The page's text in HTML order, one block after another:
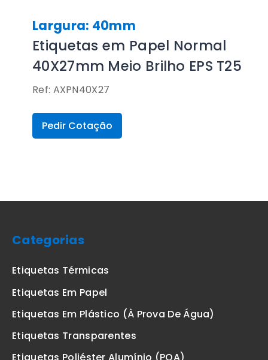
Largura: 40mm
Etiquetas em Papel Normal
40X27mm Meio Brilho EPS T25
Ref: AXPN40X27
Pedir Cotação
Categorias
Etiquetas Térmicas
Etiquetas Em Papel
Etiquetas Em Plástico (à Prova De Água)
Etiquetas Transparentes